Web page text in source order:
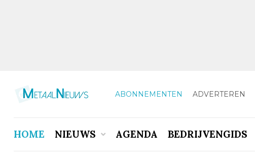
ABONNEMENTEN ADVERTEREN
HOME NIEUWS AGENDA BEDRIJVENGIDS